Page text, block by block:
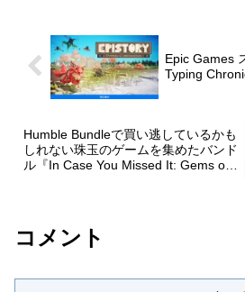
Epic Games
Typing
Humble Bundleで買い逃しているかも
しれない珠玉のゲームを集めたバンド
ル『In Case You Missed It: Gems of
コメント